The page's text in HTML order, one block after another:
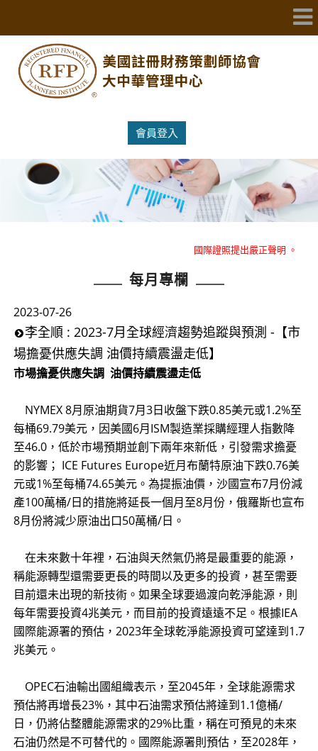
會員登入
重大消息：RFP美國註冊財務策劃師協會大中華管理中心就冒名RFP
國際證照提出嚴正聲明 。
國際證照提出嚴正聲明 。
每月專欄
2023-07-26
李全順 : 2023-7月全球經濟趨勢追蹤與預測 -【市
場擔憂供應失調 油價持續震盪走低】
市場擔憂供應失調 油價持續震盪走低
NYMEX 8月原油期貨7月3日收盤下跌0.85美元或1.2%至
每桶69.79美元，因美國6月ISM製造業採購經理人指數降
至46.0，低於市場預期並創下兩年來新低，引發需求擔憂
的影響； ICE Futures Europe近月布蘭特原油下跌0.76美
元或1%至每桶74.65美元。為提振油價，沙國宣布7月份減
產100萬桶/日的措施將延長一個月至8月份，俄羅斯也宣布
8月份將減少原油出口50萬桶/日。
在未來數十年裡，石油與天然氣仍將是最重要的能源，
稱能源轉型還需要更長的時間以及更多的投資，甚至需要
目前還未出現的新技術。如果全球要過渡向乾淨能源，則
每年需要投資4兆美元，而目前的投資遠遠不足。根據IEA
國際能源署的預估，2023年全球乾淨能源投資可望達到1.7
兆美元。
OPEC石油輸出國組織表示，至2045年，全球能源需求
預估將再增長23%，其中石油需求預估將達到1.1億桶/
日，仍將佔整體能源需求的29%比重，稱在可預見的未來
石油仍然是不可替代的。國際能源署則預估，至2028年，